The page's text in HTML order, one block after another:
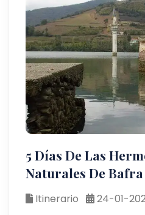
5 Días De Las
Naturales De Bafra
Itinerario 24-01-